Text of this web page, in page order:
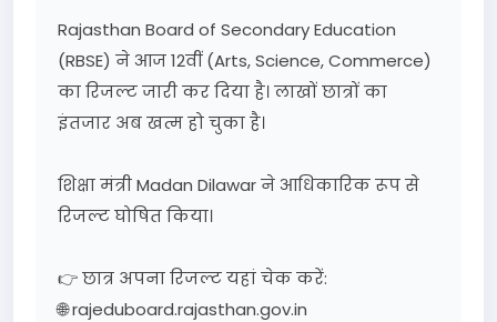
Rajasthan Board of Secondary Education
(RBSE) ने आज 12वीं (Arts, Science, Commerce)
का रिजल्ट जारी कर दिया है। लाखों छात्रों का
इंतजार अब खत्म हो चुका है।
शिक्षा मंत्री Madan Dilawar ने आधिकारिक रूप से
रिजल्ट घोषित किया।
👉 छात्र अपना रिजल्ट यहां चेक करें:
🌐 rajeduboard.rajasthan.gov.in